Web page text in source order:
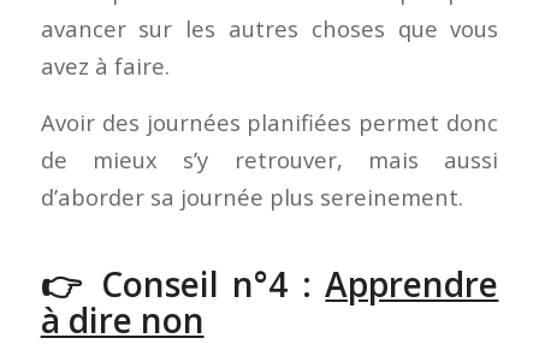
avancer sur les autres choses que vous
avez à faire.
Avoir des journées planifiées permet donc
de mieux s’y retrouver, mais aussi
d’aborder sa journée plus sereinement.
👉 Conseil n°4 :Apprendre
à dire non